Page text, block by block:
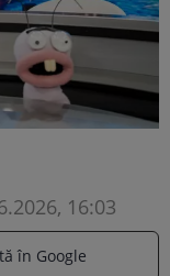
16:03
în Google